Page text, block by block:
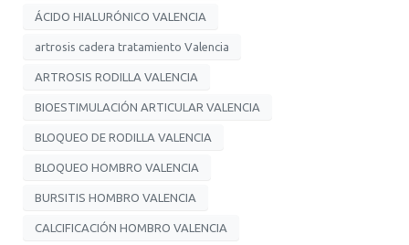
ÁCIDO HIALURÓNICO VALENCIA
artrosis cadera tratamiento Valencia
ARTROSIS RODILLA VALENCIA
BIOESTIMULACIÓN ARTICULAR VALENCIA
BLOQUEO DE RODILLA VALENCIA
BLOQUEO HOMBRO VALENCIA
BURSITIS HOMBRO VALENCIA
CALCIFICACIÓN HOMBRO VALENCIA